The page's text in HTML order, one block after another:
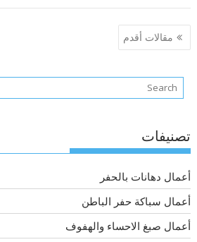
تصفّح
المقالات
مقالات أقدم
تصنيفات
أعمال دهانات بالحفر
أعمال سباكة حفر الباطن
أعمال صبغ الاحساء والهفوف